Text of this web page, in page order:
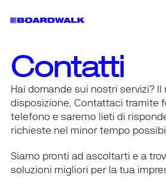
Contatti
Hai domande sui nostri servizi?
disposizione. Contattaci tramite
telefono e saremo lieti di
richieste nel minor tempo
Siamo pronti ad ascoltarti e a
soluzioni migliori per la tua